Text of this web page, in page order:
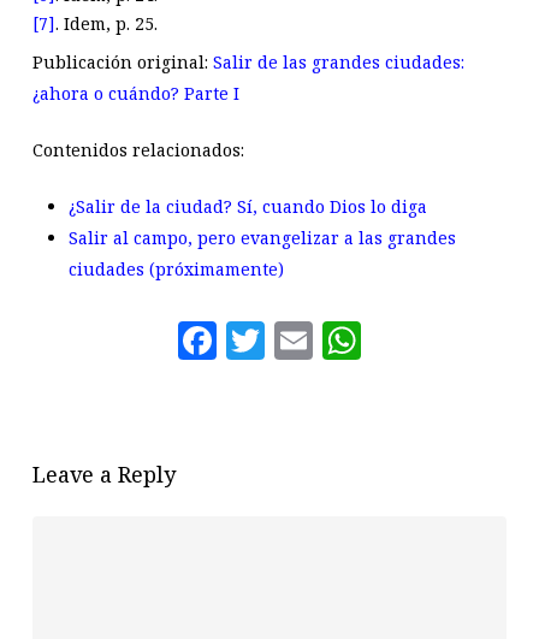
[7]. Idem, p. 25.
Publicación original: Salir de las grandes ciudades:
¿ahora o cuándo? Parte I
Contenidos relacionados:
¿Salir de la ciudad? Sí, cuando Dios lo diga
Salir al campo, pero evangelizar a las grandes
ciudades (próximamente)
Facebook
Twitter
Email
Leave a Reply